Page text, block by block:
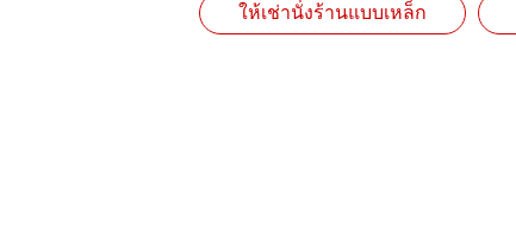
ให้เช่านั่งร้านแบบเหล็ก